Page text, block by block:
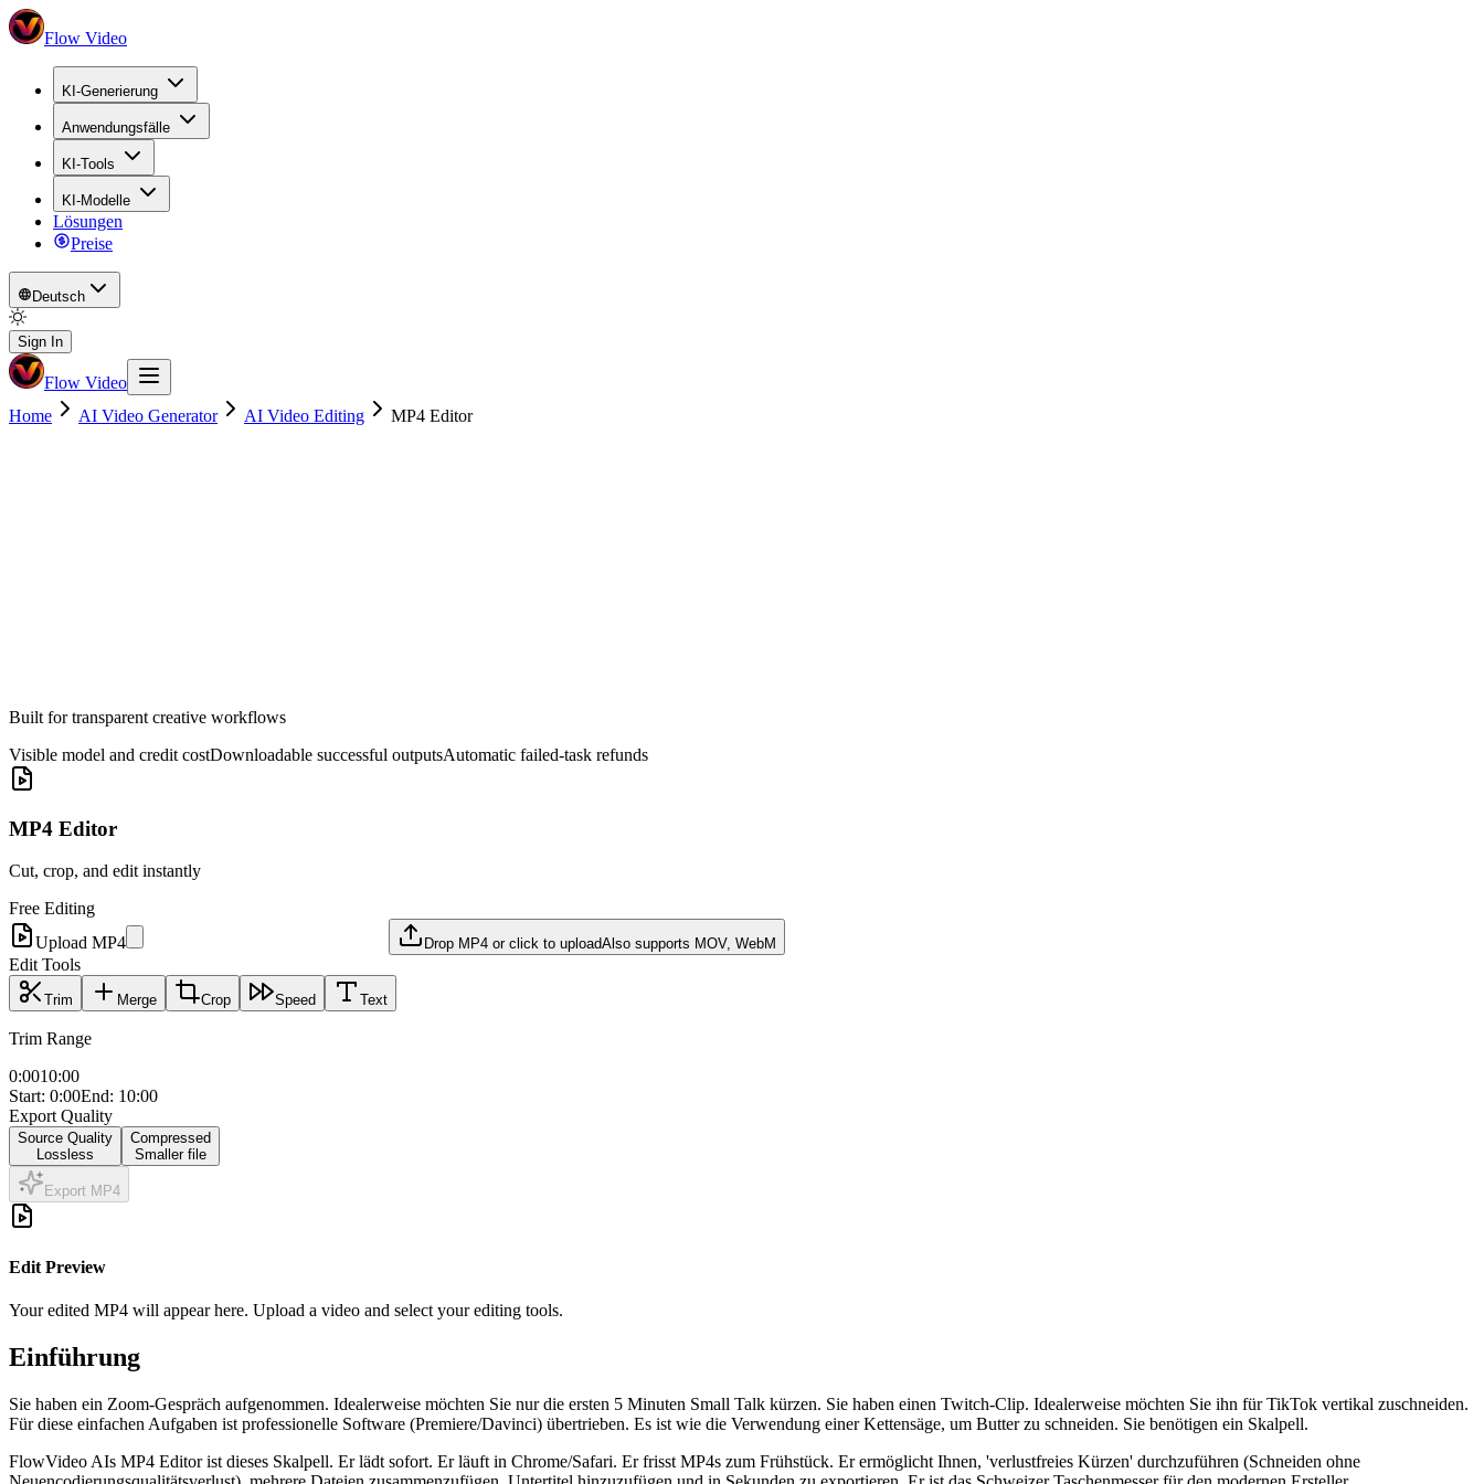
Flow Video
KI-Generierung
Anwendungsfälle
KI-Tools
KI-Modelle
Lösungen
Preise
Deutsch
Sign In
Flow Video
Home
AI Video Generator AI Video Editing MP4 Editor
Built for transparent creative workflows
Visible model and credit costDownloadable successful outputsAutomatic failed-task refunds
MP4 Editor
Cut, crop, and edit instantly
Free Editing
Upload MP4
Drop MP4 or click to uploadAlso supports MOV, WebM
Edit Tools
Trim Merge Crop Speed Text
Trim Range
0:0010:00
Start: 0:00End: 10:00
Export Quality
Source Quality
Lossless
Compressed
Smaller file
Export MP4
Edit Preview
Your edited MP4 will appear here. Upload a video and select your editing tools.
Einführung
Sie haben ein Zoom-Gespräch aufgenommen. Idealerweise möchten Sie nur die ersten 5 Minuten Small Talk kürzen. Sie haben einen Twitch-Clip. Idealerweise möchten Sie ihn für TikTok vertikal zuschneiden.
Für diese einfachen Aufgaben ist professionelle Software (Premiere/Davinci) übertrieben. Es ist wie die Verwendung einer Kettensäge, um Butter zu schneiden. Sie benötigen ein Skalpell.
FlowVideo AIs MP4 Editor ist dieses Skalpell. Er lädt sofort. Er läuft in Chrome/Safari. Er frisst MP4s zum Frühstück. Er ermöglicht Ihnen, 'verlustfreies Kürzen' durchzuführen (Schneiden ohne